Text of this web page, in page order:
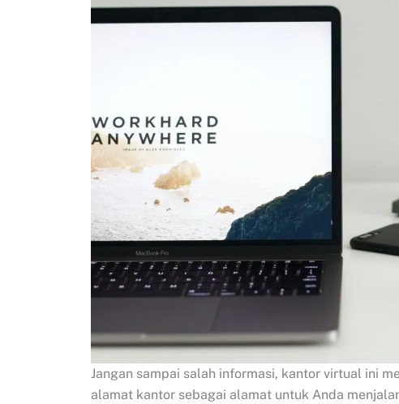
Jangan sampai salah informasi, kantor virtual ini
alamat kantor sebagai alamat untuk Anda